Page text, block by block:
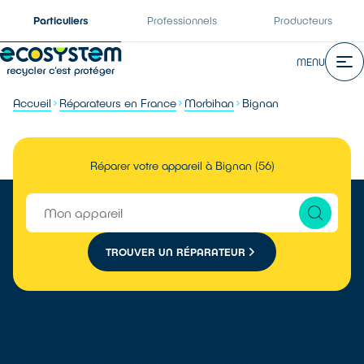
Particuliers Professionnels Producteurs
MENU
Accueil Réparateurs en France Morbihan Bignan
Réparer votre appareil à Bignan (56)
TROUVER UN RÉPARATEUR